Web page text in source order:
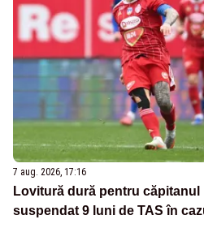
7 aug. 2026, 17:16
Lovitură dură pentru căpitanul
suspendat 9 luni de TAS în